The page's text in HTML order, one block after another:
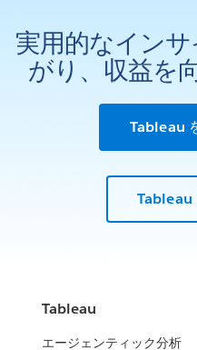
実用的なイン
がり、収益を
Tableau
Tableau
Tableau
エージェンティック分析